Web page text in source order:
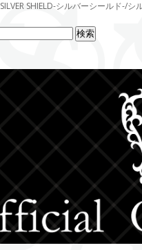
SILVER SHIELD-シルバーシールド-/